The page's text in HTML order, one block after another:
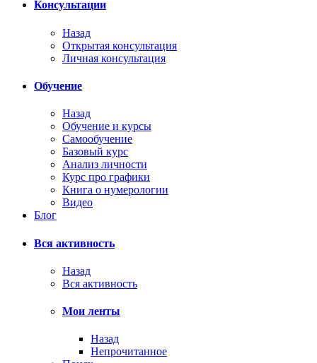
Консультации
Назад
Открытая консультация
Личная консультация
Обучение
Назад
Обучение и курсы
Самообучение
Базовый курс
Анализ личности
Курс про графики
Книга о нумерологии
Видео
Блог
Вся активность
Назад
Вся активность
Мои ленты
Назад
Непрочитанное